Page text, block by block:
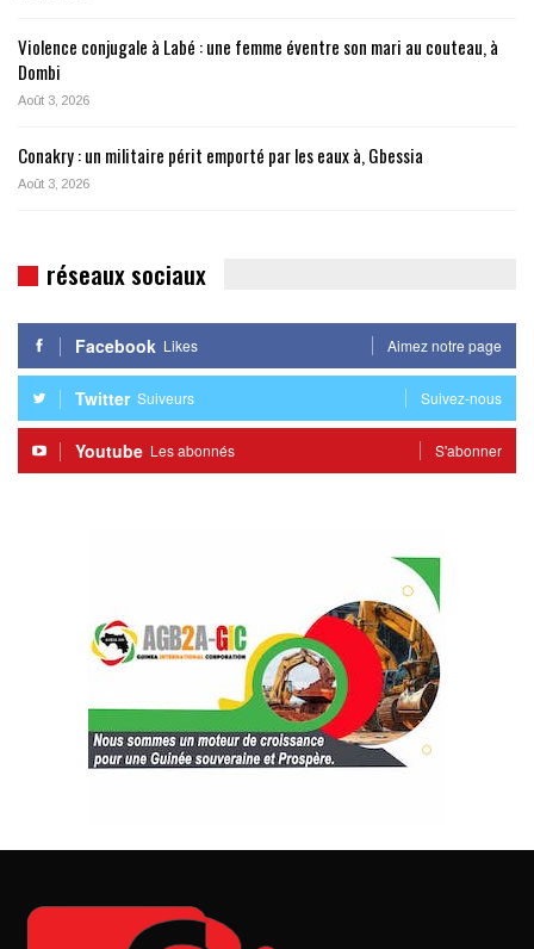
Violence conjugale à Labé : une femme éventre son mari au couteau, à
Dombi
Août 3, 2026
Conakry : un militaire périt emporté par les eaux à, Gbessia
Août 3, 2026
réseaux sociaux
Facebook Likes Aimez notre page
Twitter Suiveurs Suivez-nous
Youtube Les abonnés S'abonner